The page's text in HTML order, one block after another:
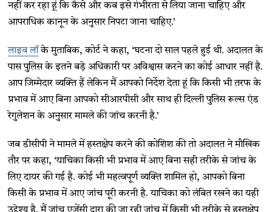
नहीं कर रहा हूं कि कैसे और कब इसे गंभीरता से लिया जाना चाहिए और
आपराधिक कानून के अनुसार निपटा जाना चाहिए.’
लाइव लॉके मुताबिक, कोर्ट ने कहा, ‘घटना दो साल पहले हुई थी. अदालत के
पास पुलिस के इतने बड़े अधिकारी पर अविश्वास करने का कोई आधार नहीं है.
आप जिम्मेदार व्यक्ति हैं लेकिन मैं आपको निर्देश देता हूं कि किसी भी तरफ के
प्रभाव में आए बिना आपको सीआरपीसी और साथ ही दिल्ली पुलिस रूल्स एंड
रेगुलेशन के अनुसार मामले की जांच करनी है.’
जब डीसीपी ने मामले में हस्तक्षेप करने की कोशिश की तो अदालत ने मौखिक
तौर पर कहा, ‘याचिका किसी भी प्रभाव में आए बिना सही तरीके से जांच के
लिए दायर की गई है. कोई भी महत्वपूर्ण व्यक्ति शामिल हो, आपको बिना
किसी के प्रभाव में आए जांच पूरी करनी है. याचिका को लंबित रखने का यही
उद्देश्य है. मैं जांच एजेंसी द्वारा की जा रही जांच में किसी भी तरीके से हस्तक्षेप